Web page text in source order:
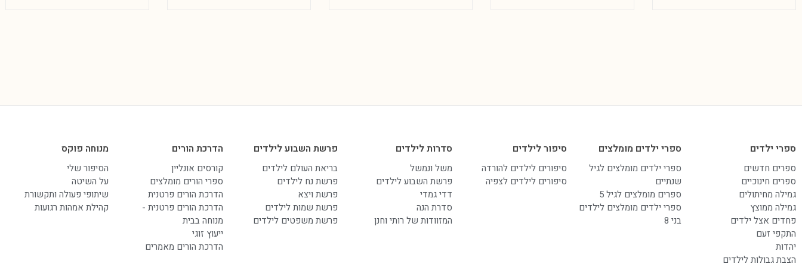
ספרי ילדים
ספרים חדשים
ספרים חינוכיים
גמילה מחיתולים
גמילה ממוצץ
פחדים אצל ילדים
התקפי זעם
יהדות
הצבת גבולות לילדים
ספרי ילדים מומלצים
ספרי ילדים מומלצים לגיל
שנתיים
ספרים מומלצים לגיל 5
ספרי ילדים מומלצים לילדים
בני 8
סיפור לילדים
סיפורים לילדים להורדה
סיפורים לילדים לצפיה
סדרות לילדים
משל ונמשל
פרשת השבוע לילדים
דדי גמדי
סדרת הנה
המזוודות של רותי וחנן
פרשת השבוע לילדים
בריאת העולם לילדים
פרשת נח לילדים
פרשת ויצא
פרשת שמות לילדים
פרשת משפטים לילדים
הדרכת הורים
קורסים אונליין
ספרי הורים מומלצים
הדרכת הורים פרטנית
הדרכת הורים פרטנית -
מנוחה בבית
ייעוץ זוגי
הדרכת הורים מאמרים
מנוחה פוקס
הסיפור שלי
על השיטה
שיתופי פעולה ותקשורת
קהילת אמהות רגועות